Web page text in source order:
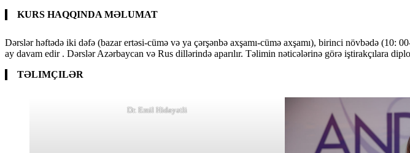
KURS HAQQINDA MƏLUMAT
Dərslər həftədə iki dəfə (bazar ertəsi-cümə və ya çərşənbə axşamı-cümə axşamı), birinci növbədə
ay davam edir . Dərslər Azərbaycan və Rus dillərində aparılır. Təlimin nəticələrinə görə iştirakçılara
TƏLIMÇILƏR
Dr. Emil Hidayətli